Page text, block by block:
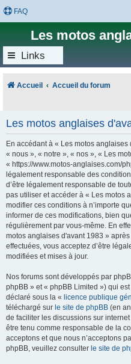
FAQ
Les motos
Links
Accueil Accueil du forum
Les motos anglaises
En accédant à « Les motos
« nous », « notre », « nos », « Les
« https://www.motos-anglaises.com/
légalement responsable des
d’être légalement responsable de
pas utiliser et accéder à « Les motos
modifier ces conditions à n’importe
informer de ces modifications, bien
régulièrement par vous-même. En
motos anglaises d'avant 1983 »
effectuées, vous acceptez d’être
modifiées et mises à jour.
Nos forums sont développés par
phpBB » et « phpBB Limited ») qui
déclaré sous la « licence publique
téléchargé sur le site de phpBB (en
de faciliter les discussions sur
être tenu comme responsable de la
acceptons et que nous n’acceptons
phpBB, veuillez consulter le site de